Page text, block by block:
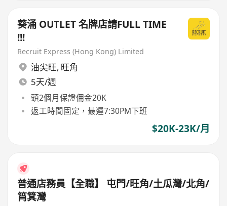
葵涌 OUTLET 名牌店請FULL TIME
!!!
Recruit Express (Hong Kong) Limited
油尖旺, 旺角
5天/週
頭2個月保證佣金20K
返工時間固定，最遲7:30PM下班
$20K-23K/月
普通店務員【全職】 屯門/旺角/土瓜灣/北角/
筲箕灣